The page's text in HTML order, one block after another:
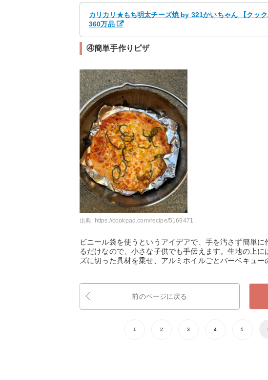
カリカリ★もち明太チーズ焼 by 321かいちゃん 【クッ
360万品
④簡単手作りピザ
出典: https://cookpad.com/recipe/5169471
ビニール袋を使うというアイデアで、手を汚さず簡単
るだけなので、小さな子供でも手伝えます。生地の上
ズに切った具材を乗せ、アルミホイルごとバーベキュー
前のページに戻る
1 2 3 4 5